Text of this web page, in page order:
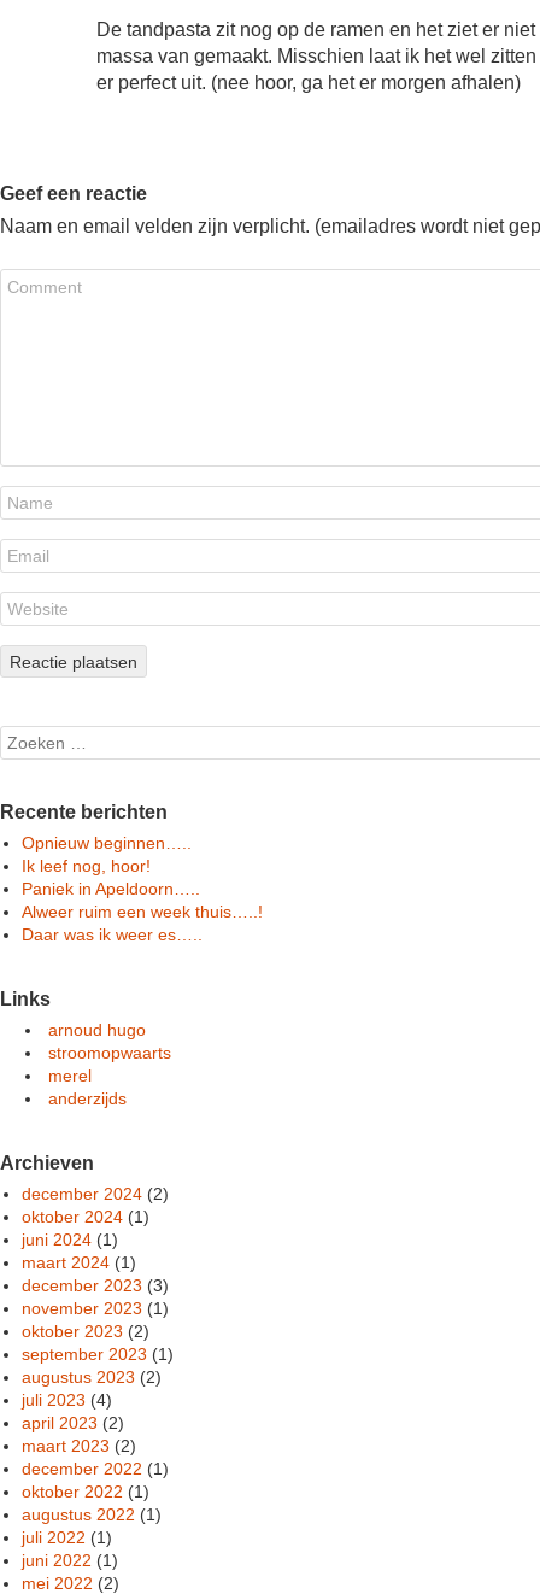
De tandpasta zit nog op de ramen en het ziet er
massa van gemaakt. Misschien laat ik het wel
er perfect uit. (nee hoor, ga het er morgen afhalen)
Geef een reactie
Naam en email velden zijn verplicht. (emailadres wordt niet
Search
Recente berichten
Opnieuw beginnen…..
Ik leef nog, hoor!
Paniek in Apeldoorn…..
Alweer ruim een week thuis…..!
Daar was ik weer es…..
Links
arnoud hugo
stroomopwaarts
merel
anderzijds
Archieven
december 2024 (2)
oktober 2024 (1)
juni 2024 (1)
maart 2024 (1)
december 2023 (3)
november 2023 (1)
oktober 2023 (2)
september 2023 (1)
augustus 2023 (2)
juli 2023 (4)
april 2023 (2)
maart 2023 (2)
december 2022 (1)
oktober 2022 (1)
augustus 2022 (1)
juli 2022 (1)
juni 2022 (1)
mei 2022 (2)